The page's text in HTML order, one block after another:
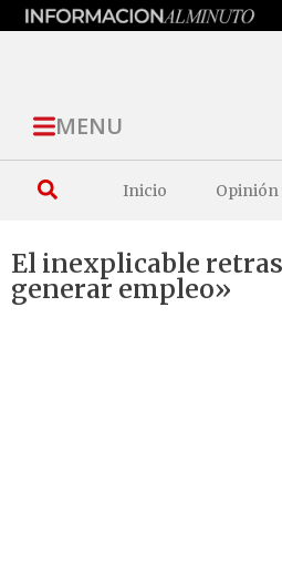
MENU
Inicio Opinión
El inexplicable
generar empleo»